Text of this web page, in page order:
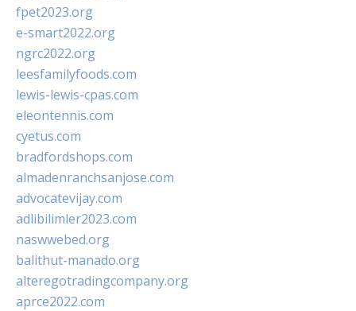
fpet2023.org
e-smart2022.org
ngrc2022.org
leesfamilyfoods.com
lewis-lewis-cpas.com
eleontennis.com
cyetus.com
bradfordshops.com
almadenranchsanjose.com
advocatevijay.com
adlibilimler2023.com
naswwebed.org
balithut-manado.org
alteregotradingcompany.org
aprce2022.com